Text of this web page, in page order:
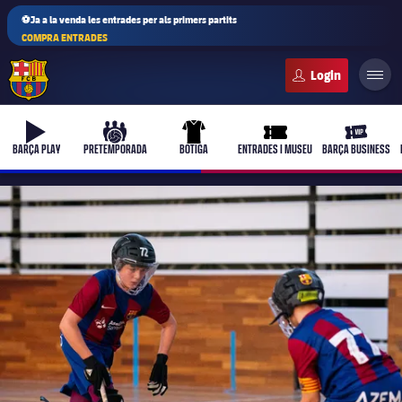
⚽Ja a la venda les entrades per als primers partits
COMPRA ENTRADES
b-play
BARÇA PLAY
culers-ball
PRETEMPORADA
uniform
BOTIGA
ticket-full
ENTRADES I MUSEU
ticket-
BARÇA BUSINESS